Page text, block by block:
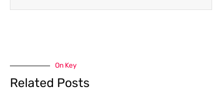
On Key
Related Posts